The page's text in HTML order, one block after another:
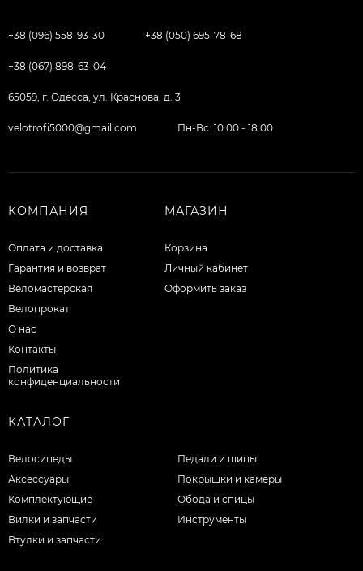
+38 (096) 558-93-30 +38 (050) 695-78-68
+38 (067) 898-63-04
65059, г. Одесса, ул. Краснова, д. 3
velotrofi5000@gmail.com Пн-Вс: 10:00 - 18:00
КОМПАНИЯ
Оплата и доставка
Гарантия и возврат
Веломастерская
Велопрокат
О нас
Контакты
Политика
конфиденциальности
МАГАЗИН
Корзина
Личный кабинет
Оформить заказ
КАТАЛОГ
Велосипеды
Аксессуары
Комплектующие
Вилки и запчасти
Втулки и запчасти
Педали и шипы
Покрышки и камеры
Обода и спицы
Инструменты